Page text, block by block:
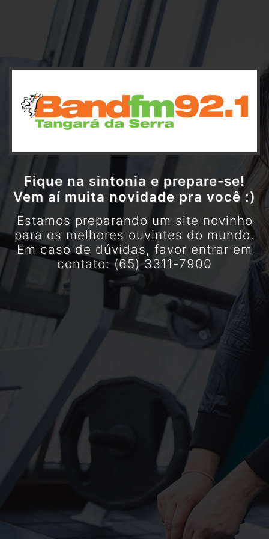
Fique na sintonia e prepare-se!
Vem aí muita novidade pra você :)
Estamos preparando um site novinho
para os melhores ouvintes do mundo.
Em caso de dúvidas, favor entrar em
contato: (65) 3311-7900